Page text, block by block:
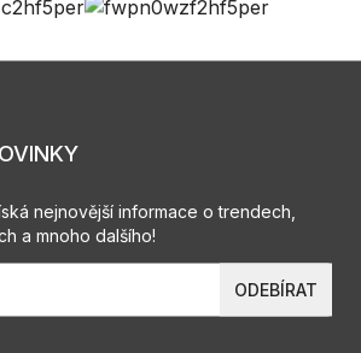
nejnovější informace o trendech,
a mnoho dalšího!
ODEBÍRAT